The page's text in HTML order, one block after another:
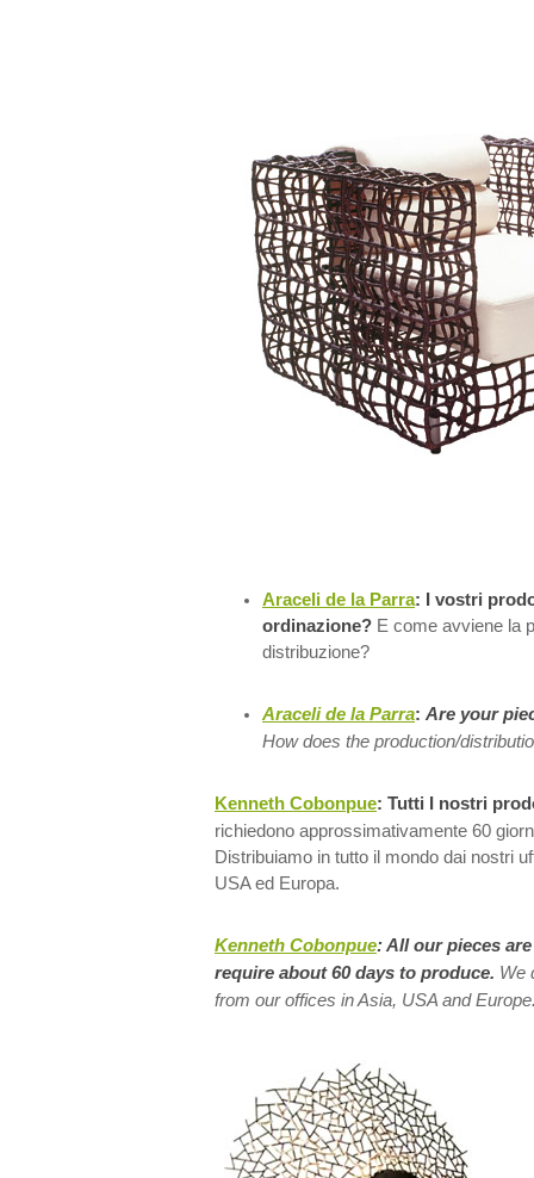
Araceli de la Parra:
I vostri
ordinazione? E come avviene la
distribuzione?
Araceli de la Parra: Are your
How does the production/
Kenneth Cobonpue: Tutti I nostri
richiedono approssimativamente 60
Distribuiamo in tutto il mondo dai nostri
USA ed Europa.
Kenneth Cobonpue:All our pieces
require about 60 days to produce. We
from our offices in Asia, USA and